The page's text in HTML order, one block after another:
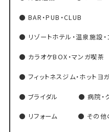
BAR・PUB・CLUB
リゾートホテル・温泉施設
カラオケBOX・マンガ喫茶
フィットネスジム・ホットヨガ
ブライダル 病院・
リフォーム その